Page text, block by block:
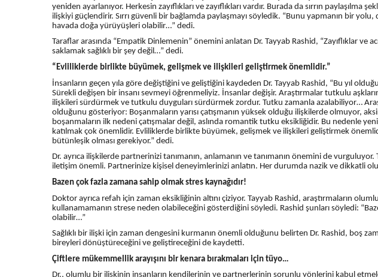
yeniden ayarlanıyor. Herkesin zayıflıkları ve zayıflıkları vardır. Burada da sırrın paylaşılma
ilişkiyi güçlendirir. Sırrı güvenli bir bağlamda paylaşmayı söyledik. “Bunu yapmanın bir
havada doğa yürüyüşleri olabilir…” dedi.
Taraflar arasında “Empatik Dinlemenin” önemini anlatan Dr. Tayyab Rashid, “Zayıflıklar ve
saklamak sağlıklı bir şey değil…” dedi.
“Evliliklerde birlikte büyümek, gelişmek ve ilişkileri geliştirmek önemlidir.”
İnsanların geçen yıla göre değiştiğini ve geliştiğini kaydeden Dr. Tayyab Rashid, “Bu yıl
Sürekli değişen bir insanı sevmeyi öğrenmeliyiz. İnsanlar değişir. Araştırmalar tutkulu
ilişkileri sürdürmek ve tutkulu duyguları sürdürmek zordur. Tutku zamanla azalabiliyor…
olduğunu gösteriyor: Boşanmaların yarısı çatışmanın yüksek olduğu ilişkilerde olmuyor,
boşanmaların ilk nedeni çatışmalar değil, aslında romantik tutku eksikliğidir. Bu nedenle
katılmak çok önemlidir. Evliliklerde birlikte büyümek, gelişmek ve ilişkileri geliştirmek
bütünleşik olması gerekiyor.” dedi.
Dr. ayrıca ilişkilerde partnerinizi tanımanın, anlamanın ve tanımanın önemini de vurguluyor.
iletişim önemli. Partnerinize kişisel deneyimlerinizi anlatın. Her durumda nazik ve dikkatli
Bazen çok fazla zamana sahip olmak stres kaynağıdır!
Doktor ayrıca refah için zaman eksikliğinin altını çiziyor. Tayyab Rashid, araştırmaların
kullanamamanın strese neden olabileceğini gösterdiğini söyledi. Rashid şunları söyledi:
olabilir…”
Sağlıklı bir ilişki için zaman dengesini kurmanın önemli olduğunu belirten Dr. Rashid, boş
bireyleri dönüştüreceğini ve geliştireceğini de kaydetti.
Çiftlere mükemmellik arayışını bir kenara bırakmaları için tüyo…
Dr., olumlu bir ilişkinin insanların kendilerinin ve partnerlerinin sorunlu yönlerini kabul